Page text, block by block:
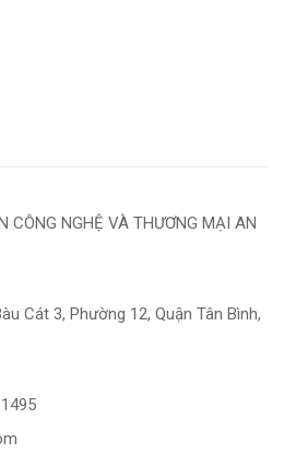
CÔNG NGHỆ VÀ THƯƠNG MẠI AN
Cát 3, Phường 12, Quận Tân Bình,